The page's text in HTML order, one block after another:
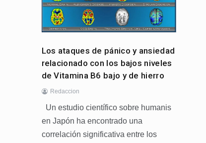
Los ataques de pánico y ansiedad
relacionado con los bajos niveles
de Vitamina B6 bajo y de hierro
Redaccion
Un estudio científico sobre humanis
en Japón ha encontrado una
correlación significativa entre los